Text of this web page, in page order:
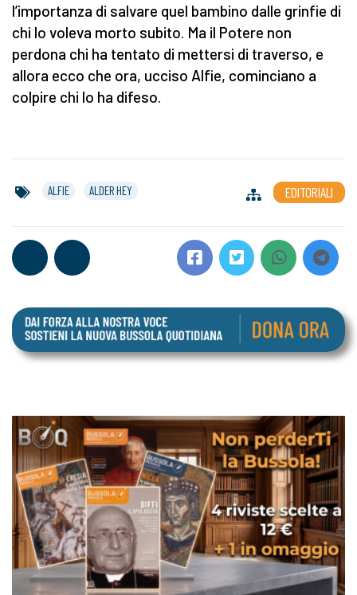
l’importanza di salvare quel bambino dalle grinfie di
chi lo voleva morto subito. Ma il Potere non
perdona chi ha tentato di mettersi di traverso, e
allora ecco che ora, ucciso Alfie, cominciano a
colpire chi lo ha difeso.
ALFIE ALDER HEY EDITORIALI